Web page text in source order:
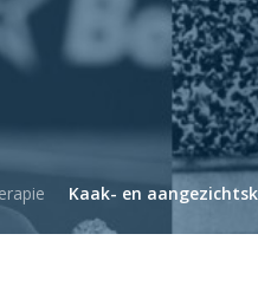
Kaak- en